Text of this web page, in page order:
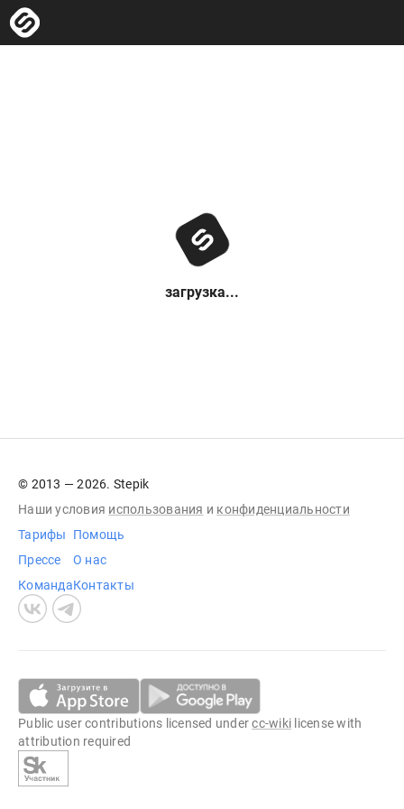
загрузка...
© 2013 — 2026. Stepik
Наши условия использования и конфиденциальности
Тарифы
Прессе
Команда
Помощь
О нас
Контакты
Public user contributions licensed undercc-wiki license with
attribution required